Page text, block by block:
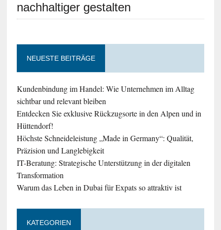
nachhaltiger gestalten
NEUESTE BEITRÄGE
Kundenbindung im Handel: Wie Unternehmen im Alltag
sichtbar und relevant bleiben
Entdecken Sie exklusive Rückzugsorte in den Alpen und in
Hüttendorf!
Höchste Schneideleistung „Made in Germany“: Qualität,
Präzision und Langlebigkeit
IT-Beratung: Strategische Unterstützung in der digitalen
Transformation
Warum das Leben in Dubai für Expats so attraktiv ist
KATEGORIEN